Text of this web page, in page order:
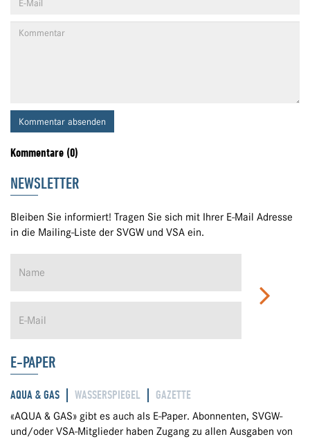
Kommentar absenden
Kommentare (0)
NEWSLETTER
Bleiben Sie informiert! Tragen Sie sich mit Ihrer E-Mail Adresse
in die Mailing-Liste der SVGW und VSA ein.
E-PAPER
AQUA & GAS WASSERSPIEGEL GAZETTE
«AQUA & GAS» gibt es auch als E-Paper. Abonnenten, SVGW-
und/oder VSA-Mitglieder haben Zugang zu allen Ausgaben von